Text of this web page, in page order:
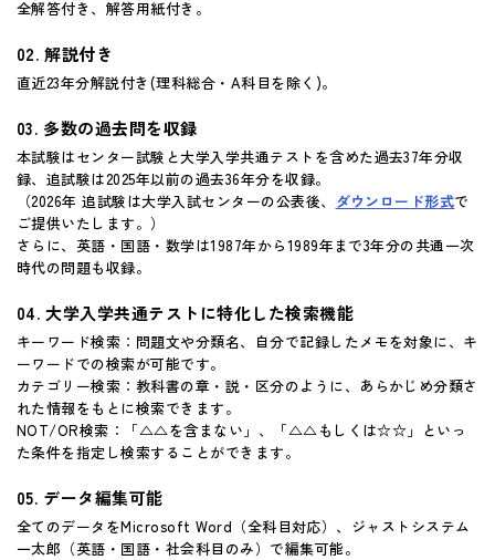
全解答付き、解答用紙付き。
解説付き
直近23年分解説付き(理科総合・A科目を除く)。
多数の過去問を収録
本試験はセンター試験と大学入学共通テストを含めた過去37年分収
録、追試験は2025年以前の過去36年分を収録。
（2026年 追試験は大学入試センターの公表後、 ダウンロード形式で
ご提供いたします。）
さらに、英語・国語・数学は1987年から1989年まで3年分の共通一次
時代の問題も収録。
大学入学共通テストに特化した検索機能
キーワード検索：問題文や分類名、自分で記録したメモを対象に、キ
ーワードでの検索が可能です。
カテゴリー検索：教科書の章・説・区分のように、あらかじめ分類さ
れた情報をもとに検索できます。
NOT/OR検索：「△△を含まない」、「△△もしくは☆☆」といっ
た条件を指定し検索することができます。
データ編集可能
全てのデータをMicrosoft Word（全科目対応）、ジャストシステム
一太郎（英語・国語・社会科目のみ）で編集可能。